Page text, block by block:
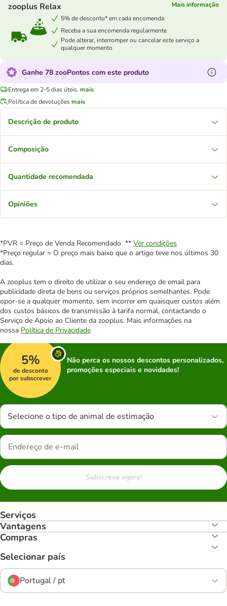
zooplus Relax
Mais informação
5% de desconto* em cada encomenda
Receba a sua encomenda regularmente
Pode alterar, interromper ou cancelar este serviço a
qualquer momento
Ganhe 78 zooPontos com este produto
Entrega em 2-5 dias úteis. mais
Política de devoluçõesmais
Descrição de produto
Composição
Quantidade recomendada
Opiniões
*PVR = Preço de Venda Recomendado ** Ver condições
*Preço regular = O preço mais baixo que o artigo teve nos últimos 30
dias.
A zooplus tem o direito de utilizar o seu endereço de email para
publicidade direta de bens ou serviços próprios semelhantes. Pode
opor-se a qualquer momento, sem incorrer em quaisquer custos além
dos custos básicos de transmissão à tarifa normal, contactando o
Serviço de Apoio ao Cliente da zooplus. Mais informações na
nossa Política de Privacidade
5%
de desconto
por subscrever
Não perca os nossos descontos personalizados,
promoções especiais e novidades!
Selecione o tipo de animal de estimação
Subscreva agora!
Serviços
Vantagens
Compras
Selecionar país
Portugal / pt